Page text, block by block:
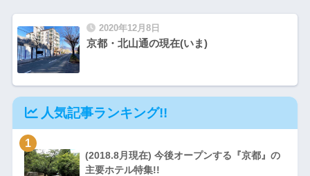
2020年12月8日
京都・北山通の現在(いま)
人気記事ランキング!!
1
(2018.8月現在) 今後オープンする『京都』の
主要ホテル特集!!